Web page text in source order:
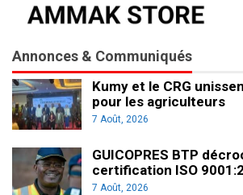
Annonces & Communiqués
Kumy et le CRG
pour les agriculteurs
7 Août, 2026
GUICOPRES BTP
certification ISO
7 Août, 2026